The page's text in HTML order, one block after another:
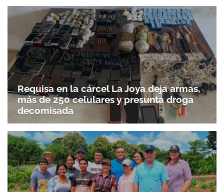
Requisa en la cárcel La Joya deja armas,
más de 250 celulares y presunta droga
decomisada